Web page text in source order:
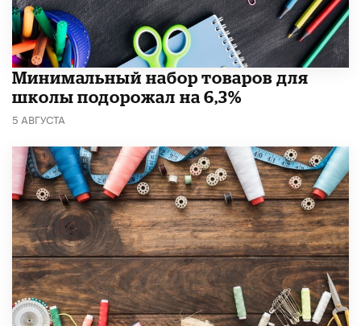
Минимальный набор товаров для
школы подорожал на 6,3%
5 АВГУСТА